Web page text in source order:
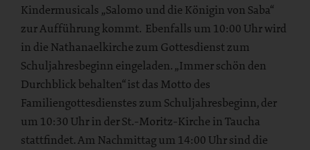
Kindermusicals „Salomo und die Königin von Saba“
zur Aufführung kommt. Ebenfalls um 10:00 Uhr wird
in die Nathanaelkirche zum Gottesdienst zum
Schuljahresbeginn eingeladen. „Immer schön den
Durchblick behalten“ ist das Motto des
Familiengottesdienstes zum Schuljahresbeginn, der
um 10:30 Uhr in der St.-Moritz-Kirche in Taucha
stattfindet. Am Nachmittag um 14:00 Uhr sind die